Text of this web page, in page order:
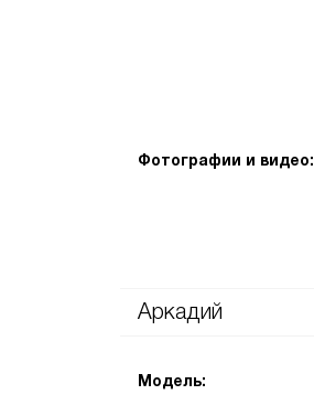
Фотографии и видео:
Аркадий
Модель: